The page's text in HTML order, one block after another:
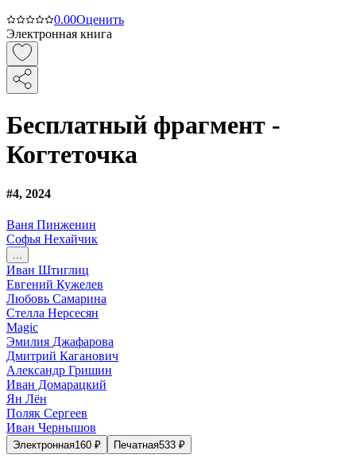
0.00Оценить
Электронная книга
Бесплатный фрагмент -
Когтеточка
#4, 2024
Ваня Пинженин
Софья Нехайчик
...
Иван Штиглиц
Евгений Кужелев
Любовь Самарина
Стелла Нерсесян
Magic
Эмилия Джафарова
Дмитрий Каганович
Александр Гришин
Иван Домарацкий
Ян Лён
Поляк Сергеев
Иван Чернышов
Электронная160 ₽ Печатная533 ₽